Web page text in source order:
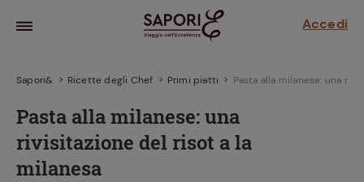
Accedi
Sapori& Ricette degli Chef Primi piatti Pasta alla milanese: una
Pasta alla milanese: una
rivisitazione del risot a la
milanesa